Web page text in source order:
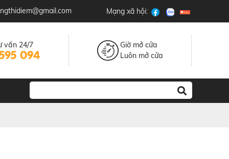
Mạng xã hội:
vấn 24/7
094
Giờ mở cửa
Luôn mở cửa